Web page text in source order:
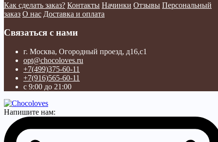
Как сделать заказ? Контакты Начинки Отзывы Персональный
заказ О нас Доставка и оплата
Связаться с нами
г. Москва, Огородный проезд, д16,с1
opt@chocoloves.ru
+7(499)375-60-11
+7(916)565-60-11
с 9:00 до 21:00
Напишите нам: